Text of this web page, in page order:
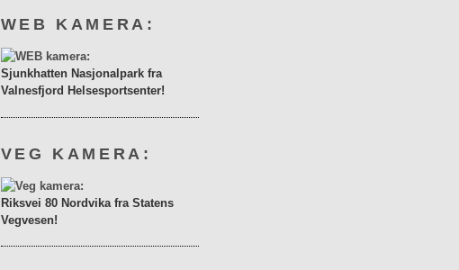
WEB KAMERA:
Sjunkhatten Nasjonalpark fra
Valnesfjord Helsesportsenter!
VEG KAMERA:
Riksvei 80 Nordvika fra Statens
Vegvesen!